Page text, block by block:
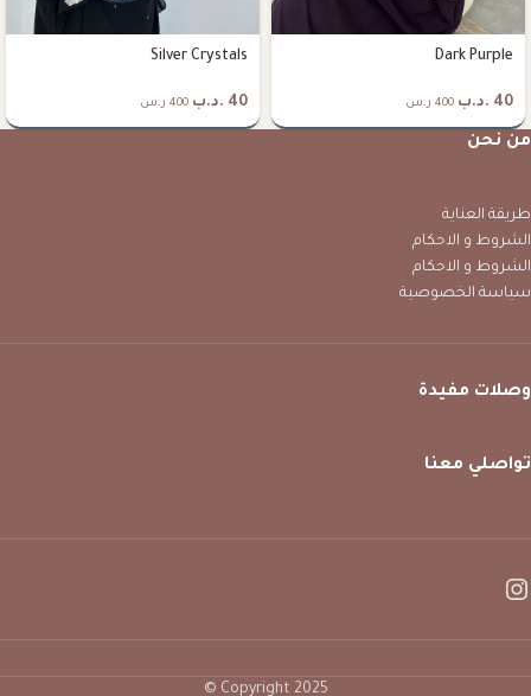
Dark Purple
40 .د.ب 400 ر.س
Silver Crystals
40 .د.ب 400 ر.س
من نحن
طريقة العناية
الشروط و الاحكام
الشروط و الاحكام
سياسة الخصوصية
وصلات مفيدة
تواصلي معنا
Copyright 2025 ©